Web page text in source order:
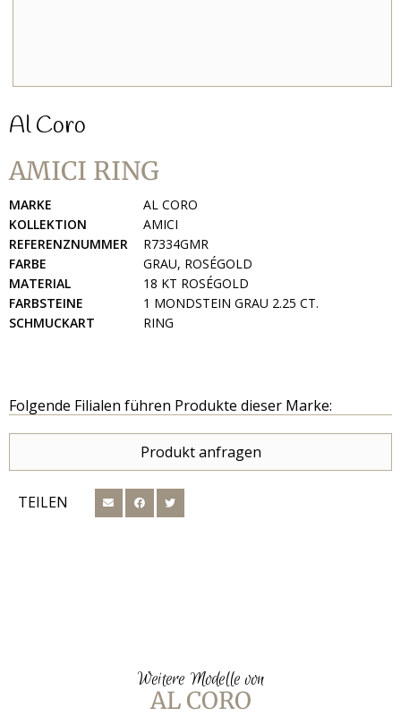
Al Coro
AMICI RING
MARKE
AL CORO
KOLLEKTION
AMICI
REFERENZNUMMER
R7334GMR
FARBE
GRAU, ROSÉGOLD
MATERIAL
18 KT ROSÉGOLD
FARBSTEINE
1 MONDSTEIN GRAU 2.25 CT.
SCHMUCKART
RING
Folgende Filialen führen Produkte dieser Marke:
Produkt anfragen
TEILEN
Weitere Modelle von
AL CORO